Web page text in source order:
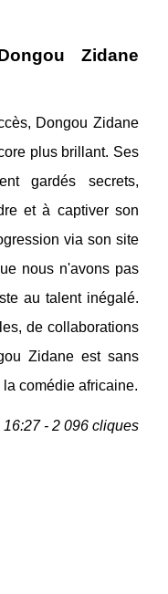
Zidane
Dongou Zidane
plus brillant. Ses
gardés secrets,
et à captiver son
via son site
nous n'avons pas
au talent inégalé.
de collaborations
Zidane est sans
comédie africaine.
16:27 - 2 096 cliques